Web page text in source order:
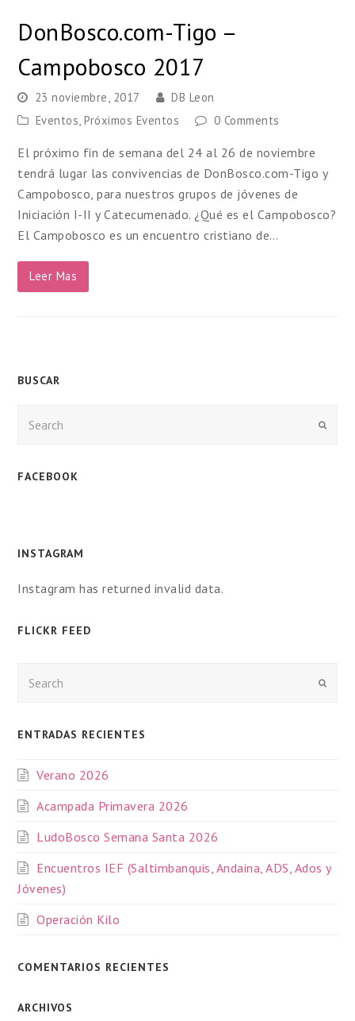
DonBosco.com-Tigo –
Campobosco 2017
23 noviembre, 2017
DB Leon
Eventos,Próximos Eventos 0 Comments
El próximo fin de semana del 24 al 26 de noviembre
tendrá lugar las convivencias de DonBosco.com-Tigo y
Campobosco, para nuestros grupos de jóvenes de
Iniciación I-II y Catecumenado. ¿Qué es el Campobosco?
El Campobosco es un encuentro cristiano de…
Leer Mas
BUSCAR
Enviar
FACEBOOK
INSTAGRAM
Instagram has returned invalid data.
FLICKR FEED
Enviar
ENTRADAS RECIENTES
Verano 2026
Acampada Primavera 2026
LudoBosco Semana Santa 2026
Encuentros IEF (Saltimbanquis, Andaina, ADS, Ados y
Jóvenes)
Operación Kilo
COMENTARIOS RECIENTES
ARCHIVOS